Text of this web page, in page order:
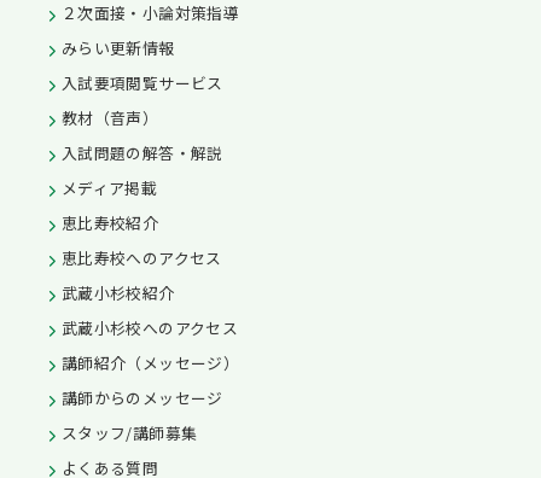
２次面接・小論対策指導
みらい更新情報
入試要項閲覧サービス
教材（音声）
入試問題の解答・解説
メディア掲載
恵比寿校紹介
恵比寿校へのアクセス
武蔵小杉校紹介
武蔵小杉校へのアクセス
講師紹介（メッセージ）
講師からのメッセージ
スタッフ/講師募集
よくある質問